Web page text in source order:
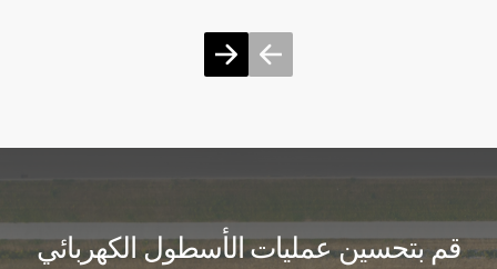
قم بتحسين عمليات الأسطول الكهربائي